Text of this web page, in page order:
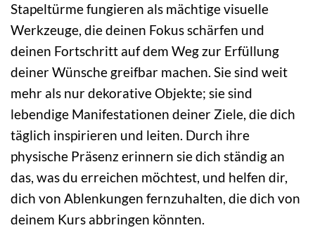
Stapeltürme fungieren als mächtige visuelle
Werkzeuge, die deinen Fokus schärfen und
deinen Fortschritt auf dem Weg zur Erfüllung
deiner Wünsche greifbar machen. Sie sind weit
mehr als nur dekorative Objekte; sie sind
lebendige Manifestationen deiner Ziele, die dich
täglich inspirieren und leiten. Durch ihre
physische Präsenz erinnern sie dich ständig an
das, was du erreichen möchtest, und helfen dir,
dich von Ablenkungen fernzuhalten, die dich von
deinem Kurs abbringen könnten.